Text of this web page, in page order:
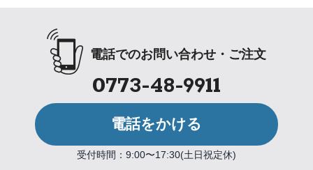
電話でのお問い合わせ・ご注文
0773-48-9911
電話をかける
受付時間：9:00〜17:30(土日祝定休)